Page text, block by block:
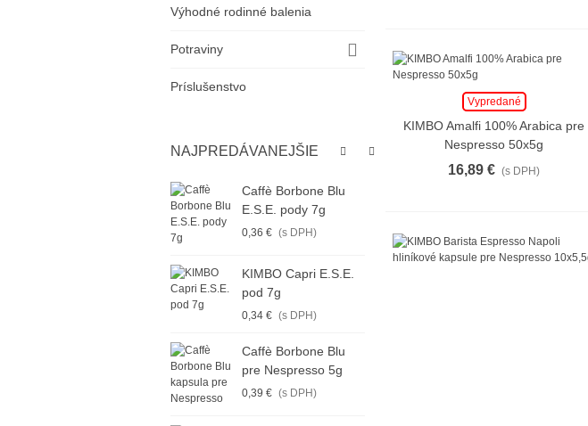
Výhodné rodinné balenia
Potraviny
Príslušenstvo
NAJPREDÁVANEJŠIE
Caffè Borbone Blu
E.S.E. pody 7g
0,36 € (s DPH)
KIMBO Capri E.S.E.
pod 7g
0,34 € (s DPH)
Caffè Borbone Blu
pre Nespresso 5g
0,39 € (s DPH)
Vypredané
KIMBO Amalfi 100% Arabica pre
Nespresso 50x5g
16,89 € (s DPH)